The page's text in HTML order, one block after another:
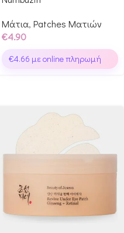
Μάτια, Patches Ματιών
€4.90
€4.66 με online πληρωμή